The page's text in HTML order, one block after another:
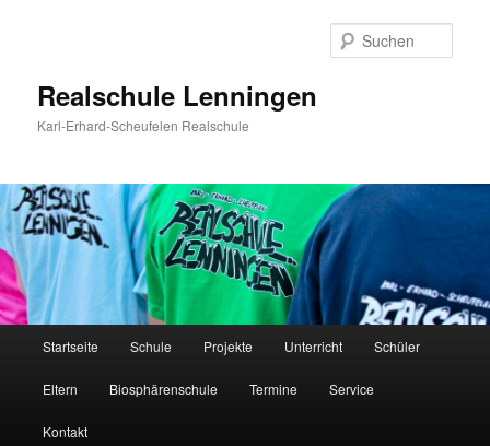
Realschule Lenningen
Karl-Erhard-Scheufelen Realschule
Startseite Schule Projekte Unterricht Schüler
Eltern Biosphärenschule Termine Service
Kontakt